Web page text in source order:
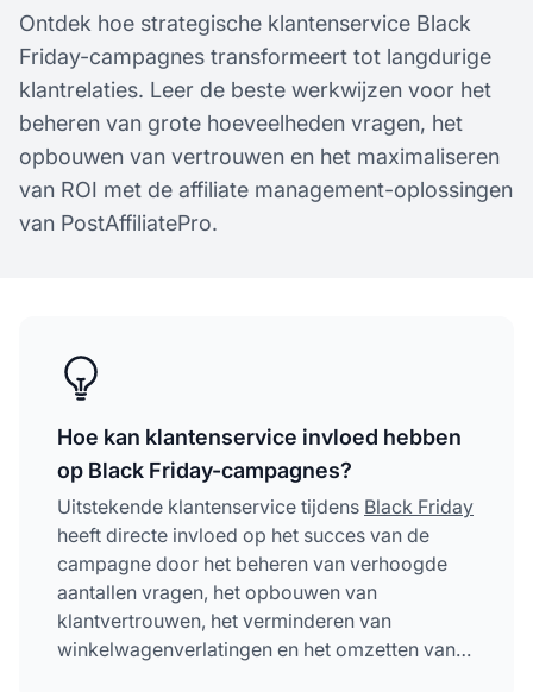
Ontdek hoe strategische klantenservice Black
Friday-campagnes transformeert tot langdurige
klantrelaties. Leer de beste werkwijzen voor het
beheren van grote hoeveelheden vragen, het
opbouwen van vertrouwen en het maximaliseren
van ROI met de affiliate management-oplossingen
van PostAffiliatePro.
Hoe kan klantenservice invloed hebben
op Black Friday-campagnes?
Uitstekende klantenservice tijdens Black Friday
heeft directe invloed op het succes van de
campagne door het beheren van verhoogde
aantallen vragen, het opbouwen van
klantvertrouwen, het verminderen van
winkelwagenverlatingen en het omzetten van